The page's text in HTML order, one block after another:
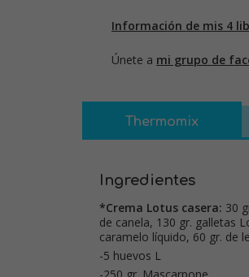
Información de mis 4
Únete a mi grupo de
Thermomix
Ingredientes
*Crema Lotus casera: 30
de canela, 130 gr. galletas
caramelo líquido, 60 gr. de
-5 huevos L